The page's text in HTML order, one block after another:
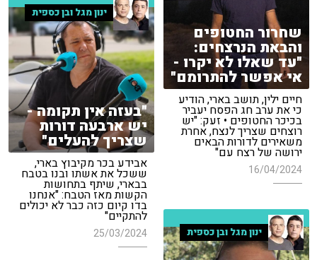
שחרור החטופים
והבאת הנרצחים:
"עד שאלו לא יקרו -
אי אפשר להתרומם"
חיים ילין, תושב בארי, הודיע
כי את ערב חג הפסח יעביר
בכיכר החטופים • זעק: "יש
רוצחים שצריך לנצח, אחרת
משאירים לדורות הבאים
ירושה של רצח עם"
16/04/2024
ינון מגל ובן כספית
"בעזה אין תקומה -
יש ארבעה דורות
שצריך להעלים"
אבידע בכר מקיבוץ בארי,
ששכל את אשתו ובנו בטבח
בבארי, שיתף בתחושות
הקשות מאז הטבח: "אנחנו
בדו קיום כזה כבר לא יכולים
להתקיים"
25/03/2024 ינון מגל ובן כספית